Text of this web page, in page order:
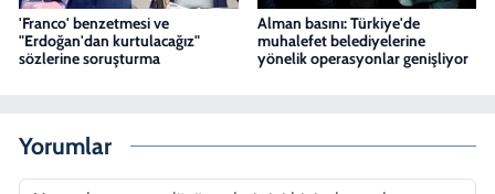
'Franco' benzetmesi ve
"Erdoğan'dan kurtulacağız"
sözlerine soruşturma
Alman basını: Türkiye'de
muhalefet belediyelerine
yönelik operasyonlar genişliyor
Yorumlar